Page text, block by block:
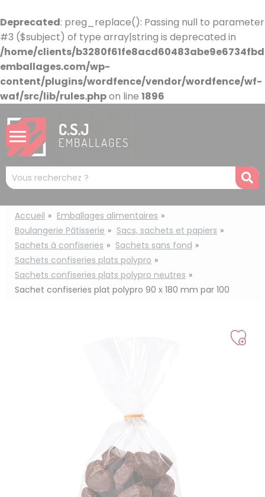
Deprecated: preg_replace(): Passing null to parameter
#3 ($subject) of type array|string is deprecated in
/home/clients/
emballages.com/wp-
content/plugins/wordfence/vendor/wordfence/wf-
waf/src/lib/rules.phpon line 1896
Mots
clés
:
Accueil
Emballages alimentaires
Boulangerie Pâtisserie
Sacs, sachets et papiers
Sachets à confiseries
Sachets sans fond
Sachets confiseries plats polypro
Sachets confiseries plats polypro neutres
Sachet confiseries plat polypro 90 x 180 mm par 100